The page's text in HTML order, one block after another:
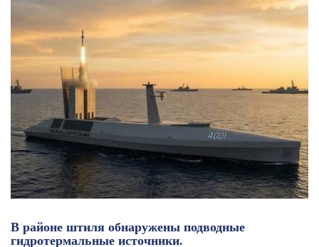
В районе штиля обнаружены подводные
гидротермальные источники.